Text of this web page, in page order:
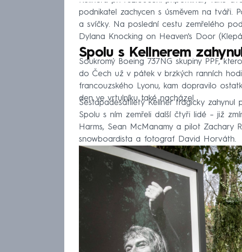
podnikatel zachycen s úsměvem na tváři.
a svíčky. Na poslední cestu zemřelého
Dylana Knocking on Heaven's Door
Spolu s Kellnerem
Soukromý Boeing 737NG skupiny PPF,
do Čech už v pátek v brzkých ranních
francouzského Lyonu, kam dopravilo
den ve vrtulníku také nacházel.
Šestapadesátiletý Kellner tragicky
Spolu s ním zemřeli další čtyři lidé – již
Harms, Sean McManamy a pilot Zachary
snowboardista a fotograf David Horváth.